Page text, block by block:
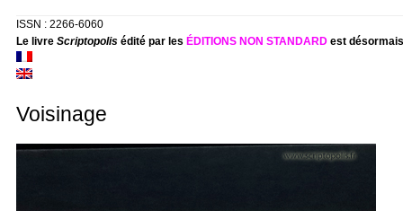
ISSN : 2266-6060
Le livre Scriptopolisédité par les ÉDITIONS NON STANDARDest
Voisinage